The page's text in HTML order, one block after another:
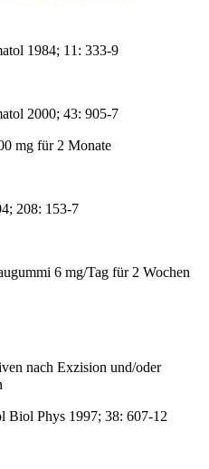
1984; 11: 333-9
2000; 43: 905-7
mg für 2 Monate
208: 153-7
6 mg/Tag für 2 Wochen
nach Exzision und/oder
Biol Phys 1997; 38: 607-12